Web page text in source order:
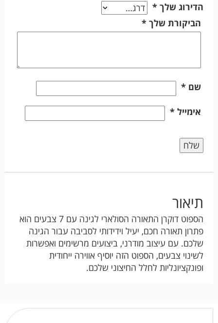
הדירוג שלך *
הביקורת שלך *
שם *
אימייל *
תיאור
הספוט דוקרן התאורה הסולארי לגינה עם 7 צבעים הוא
פתרון תאורה חכם, יעיל וידידותי לסביבה עבור הגינה
שלכם. עם עיצוב מודרני, ביצועים מרשימים ואפשרות
לשינוי צבעים, הספוט הזה יוסיף אווירה ייחודית
ופונקציונליות לחלל החיצוני שלכם.